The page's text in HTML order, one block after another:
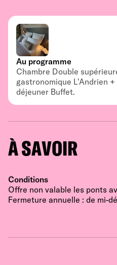
Au programme
Chambre Double
gastronomique L'Andrien
déjeuner Buffet.
À SAVOIR
Conditions
Offre non valable les ponts
Fermeture annuelle : de mi-